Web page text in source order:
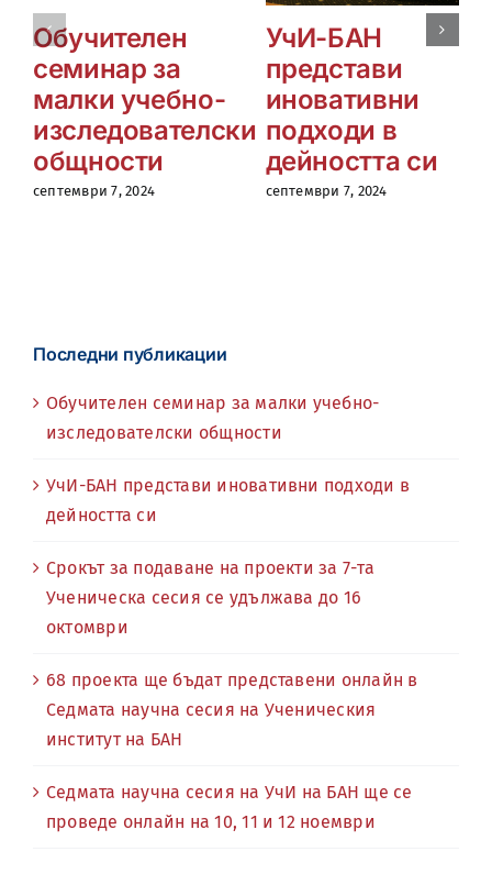
Обучителен
семинар за
малки учебно-
изследователски
общности
септември 7, 2024
УчИ-БАН
представи
иновативни
подходи в
дейността си
септември 7, 2024
Последни публикации
Обучителен семинар за малки учебно-
изследователски общности
УчИ-БАН представи иновативни подходи в
дейността си
Срокът за подаване на проекти за 7-та
Ученическа сесия се удължава до 16
октомври
68 проекта ще бъдат представени онлайн в
Седмата научна сесия на Ученическия
институт на БАН
Седмата научна сесия на УчИ на БАН ще се
проведе онлайн на 10, 11 и 12 ноември